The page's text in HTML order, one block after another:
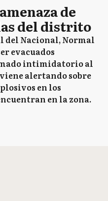
de
del distrito
del Nacional, Normal
evacuados
intimidatorio al
viene alertando sobre
en los
en la zona.